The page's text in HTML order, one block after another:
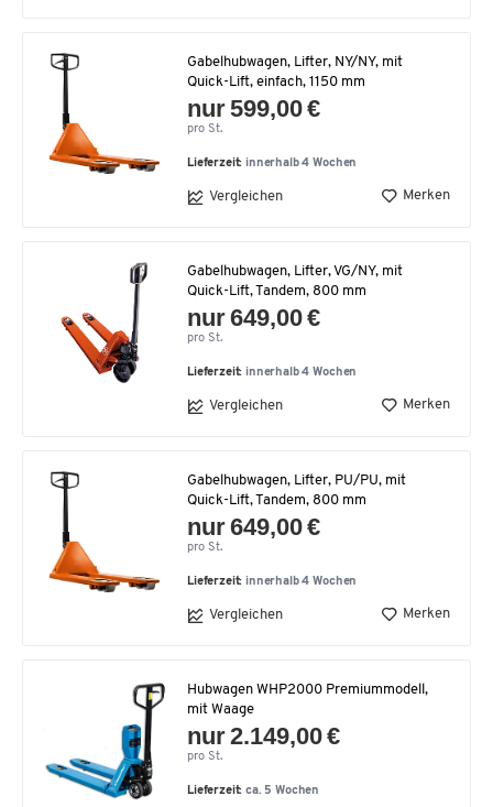
Gabelhubwagen, Lifter, NY/NY, mit
Quick-Lift, einfach, 1150 mm
nur 599,00 €
pro St.
Lieferzeit: innerhalb 4 Wochen
Vergleichen Merken
Gabelhubwagen, Lifter, VG/NY, mit
Quick-Lift, Tandem, 800 mm
nur 649,00 €
pro St.
Lieferzeit: innerhalb 4 Wochen
Vergleichen Merken
Gabelhubwagen, Lifter, PU/PU, mit
Quick-Lift, Tandem, 800 mm
nur 649,00 €
pro St.
Lieferzeit: innerhalb 4 Wochen
Vergleichen Merken
Hubwagen WHP2000 Premiummodell,
mit Waage
nur 2.149,00 €
pro St.
Lieferzeit:ca. 5 Wochen